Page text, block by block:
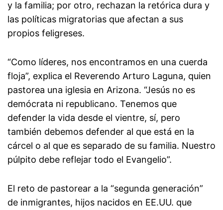
y la familia; por otro, rechazan la retórica dura y
las políticas migratorias que afectan a sus
propios feligreses.
“Como líderes, nos encontramos en una cuerda
floja”, explica el Reverendo Arturo Laguna, quien
pastorea una iglesia en Arizona. “Jesús no es
demócrata ni republicano. Tenemos que
defender la vida desde el vientre, sí, pero
también debemos defender al que está en la
cárcel o al que es separado de su familia. Nuestro
púlpito debe reflejar todo el Evangelio”.
El reto de pastorear a la “segunda generación”
de inmigrantes, hijos nacidos en EE.UU. que